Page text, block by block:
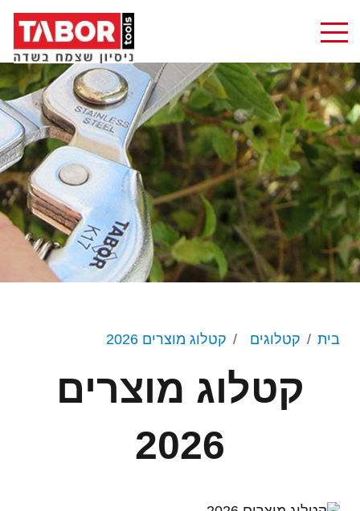
בית קטלוגים קטלוג מוצרים 2026
קטלוג מוצרים
2026